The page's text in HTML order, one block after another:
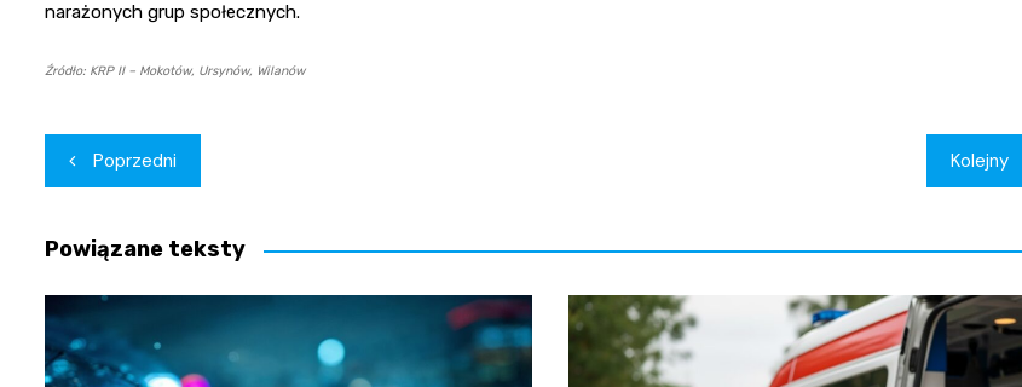
narażonych grup społecznych.
Źródło: KRP II – Mokotów, Ursynów, Wilanów
Nawigacja
wpisu
Poprzedni Kolejny
Powiązane teksty